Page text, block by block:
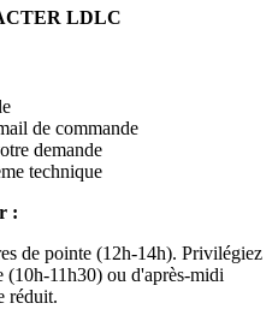
LDLC
de commande
demande
technique
:
de pointe (12h-14h). Privilégiez
(10h-11h30) ou d'après-midi
réduit.